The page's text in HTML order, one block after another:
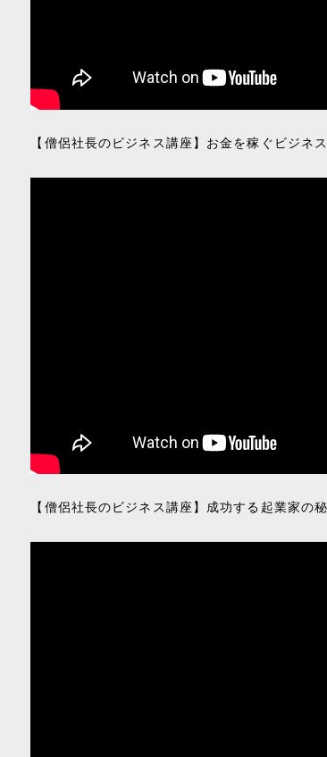
【僧侶社長のビジネス講座】お金を稼ぐビジネ
【僧侶社長のビジネス講座】成功する起業家の